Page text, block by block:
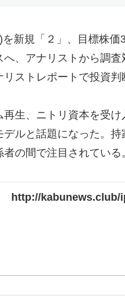
新規「２」、目標株
、アナリストから調
ストレポートで投資
生、ニトリ資本を受
ルと話題になった。
の間で注目されている
http://kabunews.club/